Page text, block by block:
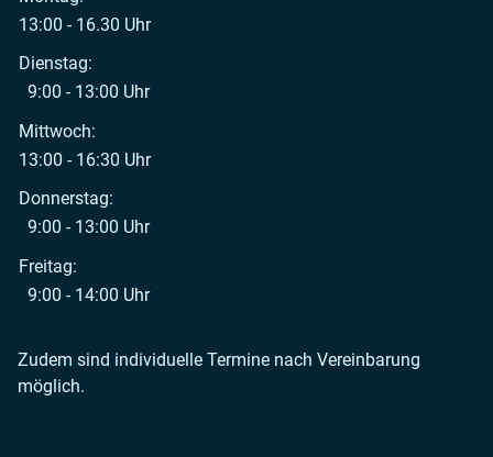
13:00 - 16.30 Uhr
Dienstag:
9:00 - 13:00 Uhr
Mittwoch:
13:00 - 16:30 Uhr
Donnerstag:
9:00 - 13:00 Uhr
Freitag:
9:00 - 14:00 Uhr
Zudem sind individuelle Termine nach Vereinbarung
möglich.